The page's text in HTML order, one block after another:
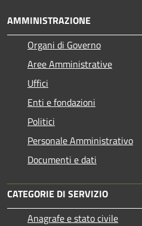
AMMINISTRAZIONE
Organi di Governo
Aree Amministrative
Uffici
Enti e fondazioni
Politici
Personale Amministrativo
Documenti e dati
CATEGORIE DI SERVIZIO
Anagrafe e stato civile